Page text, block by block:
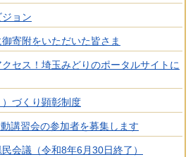
ョン
寄附をいただいた皆さま
セス！埼玉みどりのポータルサイトに
づくり顕彰制度
講習会の参加者を募集します
会議（令和8年6月30日終了）